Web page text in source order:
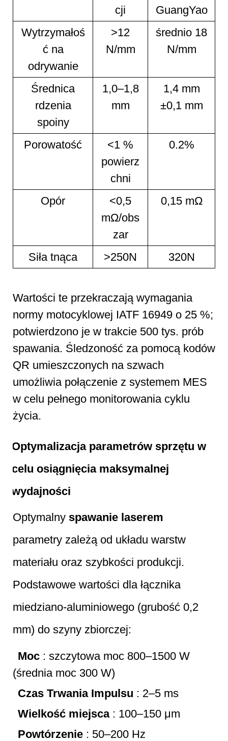
cji
GuangYao
Wytrzymałoś
ć na
odrywanie
>12
N/mm
średnio 18
N/mm
Średnica
rdzenia
spoiny
1,0–1,8
mm
1,4 mm
±0,1 mm
Porowatość
<1 %
powierz
chni
0.2%
Opór
<0,5
mΩ/obs
zar
0,15 mΩ
Siła tnąca >250N 320N
Wartości te przekraczają wymagania
normy motocyklowej IATF 16949 o 25 %;
potwierdzono je w trakcie 500 tys. prób
spawania. Śledzoność za pomocą kodów
QR umieszczonych na szwach
umożliwia połączenie z systemem MES
w celu pełnego monitorowania cyklu
życia.
Optymalizacja parametrów sprzętu w
celu osiągnięcia maksymalnej
wydajności
Optymalny spawanie laserem
parametry zależą od układu warstw
materiału oraz szybkości produkcji.
Podstawowe wartości dla łącznika
miedziano-aluminiowego (grubość 0,2
mm) do szyny zbiorczej:
Moc : szczytowa moc 800–1500 W
(średnia moc 300 W)
Czas Trwania Impulsu : 2–5 ms
Wielkość miejsca : 100–150 μm
Powtórzenie : 50–200 Hz